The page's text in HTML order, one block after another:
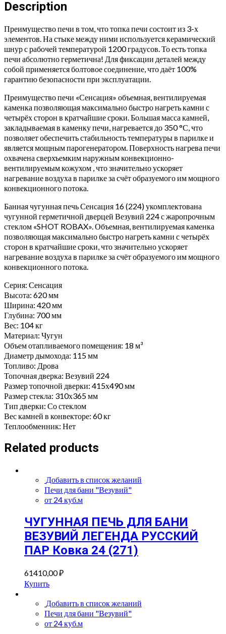
Антрацит
(224)
Description
Преимущество печи в том, что топка печи состоит из 3-х
элементов. На стыке между ними используется керамический
шнур с рабочей температурой 1200 градусов. То есть топка
печи абсолютно герметична! Для фиксации деталей между
собой применяется болтовое соединение, что даёт 100%
гарантию безопасности при эксплуатации.
Преимущество печи «Сенсация» объемная, вентилируемая
каменка позволяющая максимально быстро нагреть камни с
четырёх сторон в кратчайшие сроки. Большая масса камней,
закладываемая в каменку печи, нагревается до 350 °С, что
позволяет обеспечить стабильность температуры в парилке и
является мощным парогенератором. Поверхность нагрева печи
охвачена сверхъемким наружным конвекционно-
вентилируемым кожухом , что значительно ускоряет
нагревание воздуха в парилке за счёт образуемого им мощного
конвекционного потока.
Банная чугунная печь Сенсация 16 (224) укомплектована
чугунной герметичной дверцей Везувий 224 с жаропрочным
стеклом «SHOT ROBAX». Объемная, вентилируемая каменка
позволяющая максимально быстро нагреть камни с четырёх
сторон в кратчайшие сроки, что значительно ускоряет
нагревание воздуха в парилке за счёт образуемого им мощного
конвекционного потока.
Серия: Сенсация
Высота: 620 мм
Ширина: 420 мм
Глубина: 700 мм
Вес: 104 кг
Материал: Чугун
Объем отапливаемого помещения: 18 м³
Диаметр дымохода: 115 мм
Топливо: Дрова
Топочная дверка: Везувий 224
Размер топочной дверки: 415х490 мм
Размер стекла: 310х365 мм
Тип дверки: Со стеклом
Вес камней в конвекторе: 60 кг
Теплообменник: Нет
Related products
Добавить в список желаний
Печи для бани "Везувий"
от 24 куб.м
ЧУГУННАЯ ПЕЧЬ ДЛЯ БАНИ
ВЕЗУВИЙ ЛЕГЕНДА РУССКИЙ
ПАР Ковка 24 (271)
61410,00₽
Купить
Добавить в список желаний
Печи для бани "Везувий"
от 24 куб.м